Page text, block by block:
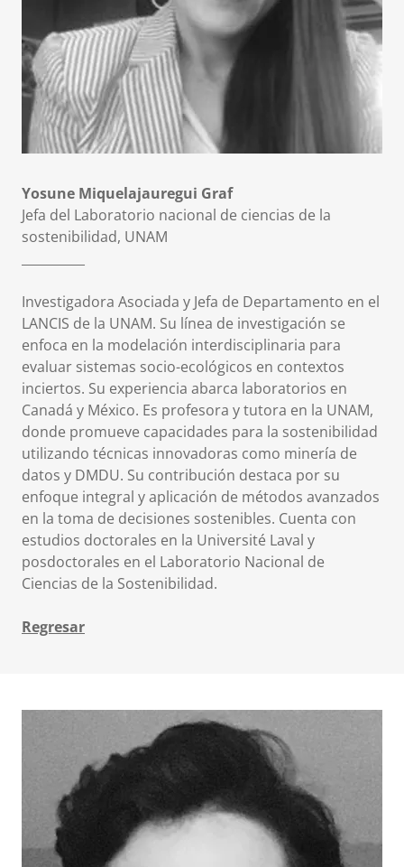
Yosune Miquelajauregui Graf
Jefa del Laboratorio nacional de ciencias de la
sostenibilidad, UNAM
Investigadora Asociada y Jefa de Departamento en el
LANCIS de la UNAM. Su línea de investigación se
enfoca en la modelación interdisciplinaria para
evaluar sistemas socio-ecológicos en contextos
inciertos. Su experiencia abarca laboratorios en
Canadá y México. Es profesora y tutora en la UNAM,
donde promueve capacidades para la sostenibilidad
utilizando técnicas innovadoras como minería de
datos y DMDU. Su contribución destaca por su
enfoque integral y aplicación de métodos avanzados
en la toma de decisiones sostenibles. Cuenta con
estudios doctorales en la Université Laval y
posdoctorales en el Laboratorio Nacional de
Ciencias de la Sostenibilidad.
Regresar